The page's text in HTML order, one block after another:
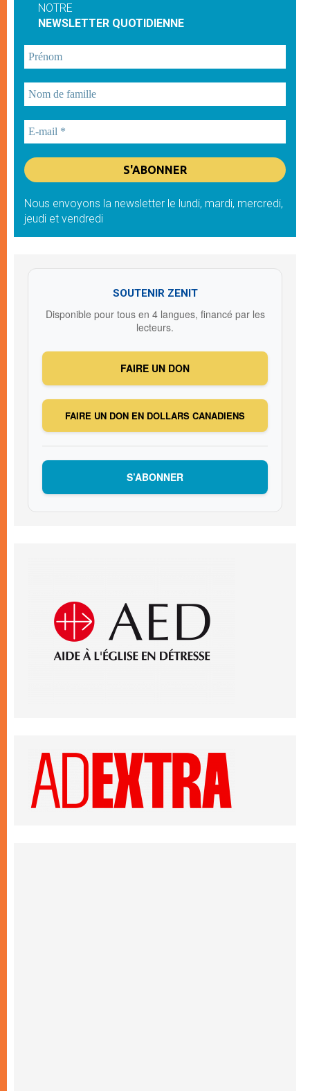
NOTRE
NEWSLETTER QUOTIDIENNE
Nous envoyons la newsletter le lundi, mardi, mercredi,
jeudi et vendredi
SOUTENIR ZENIT
Disponible pour tous en 4 langues, financé par les
lecteurs.
FAIRE UN DON
FAIRE UN DON EN DOLLARS CANADIENS
S’ABONNER